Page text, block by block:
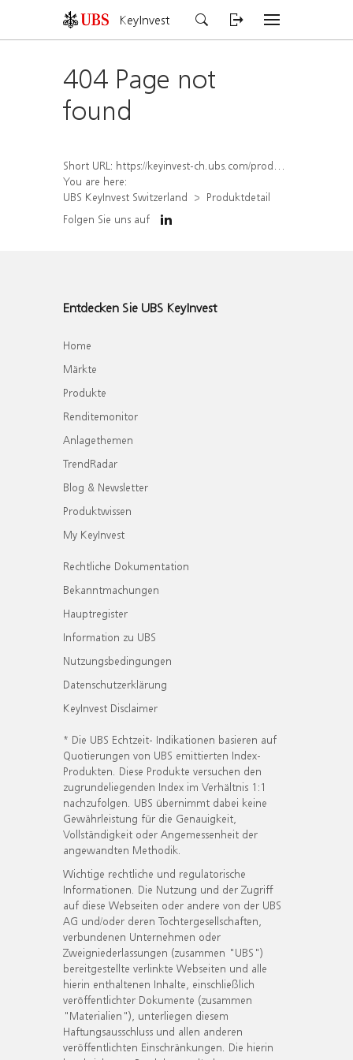
KeyInvest
404 Page not
found
Short URL: https://keyinvest-ch.ubs.com/produkt/detail/index/isin/CH1578795473
You are here:
UBS KeyInvest Switzerland
Produktdetail
Folgen Sie uns auf
Entdecken Sie UBS KeyInvest
Home
Märkte
Produkte
Renditemonitor
Anlagethemen
TrendRadar
Blog & Newsletter
Produktwissen
My KeyInvest
Rechtliche Dokumentation
Bekanntmachungen
Hauptregister
Information zu UBS
Nutzungsbedingungen
Datenschutzerklärung
KeyInvest Disclaimer
* Die UBS Echtzeit- Indikationen basieren auf
Quotierungen von UBS emittierten Index-
Produkten. Diese Produkte versuchen den
zugrundeliegenden Index im Verhältnis 1:1
nachzufolgen. UBS übernimmt dabei keine
Gewährleistung für die Genauigkeit,
Vollständigkeit oder Angemessenheit der
angewandten Methodik.
Wichtige rechtliche und regulatorische
Informationen. Die Nutzung und der Zugriff
auf diese Webseiten oder andere von der UBS
AG und/oder deren Tochtergesellschaften,
verbundenen Unternehmen oder
Zweigniederlassungen (zusammen "UBS")
bereitgestellte verlinkte Webseiten und alle
hierin enthaltenen Inhalte, einschließlich
veröffentlichter Dokumente (zusammen
"Materialien"), unterliegen diesem
Haftungsausschluss und allen anderen
veröffentlichten Einschränkungen. Die hierin